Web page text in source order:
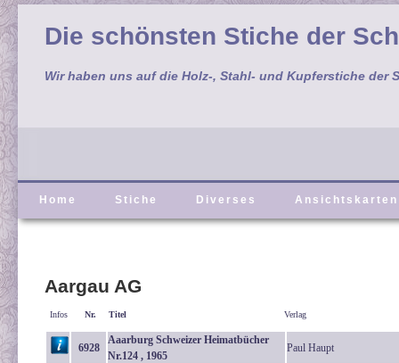
Die schönsten Stiche der
Wir haben uns auf die Holz-, Stahl- und Kupferstiche der
Home Stiche Diverses Ansichtskarten
Aargau AG
Infos Nr. Titel Verlag
6928
Aaarburg Schweizer Heimatbücher
Nr.124 , 1965
Paul Haupt